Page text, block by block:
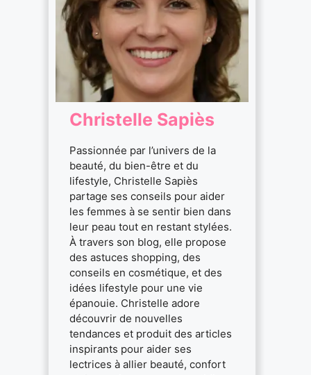
Christelle Sapiès
Passionnée par l’univers de la
beauté, du bien-être et du
lifestyle, Christelle Sapiès
partage ses conseils pour aider
les femmes à se sentir bien dans
leur peau tout en restant stylées.
À travers son blog, elle propose
des astuces shopping, des
conseils en cosmétique, et des
idées lifestyle pour une vie
épanouie. Christelle adore
découvrir de nouvelles
tendances et produit des articles
inspirants pour aider ses
lectrices à allier beauté, confort